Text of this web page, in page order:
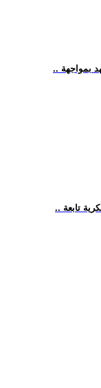
بمواجهة
تابعة